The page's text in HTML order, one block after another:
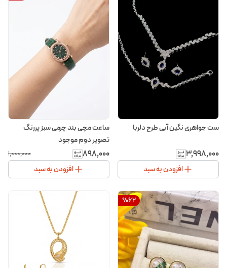
ست جواهری نگین آبی طرح دلربا
۳٬۹۹۸٬۰۰۰
افزودن به سبد
ساعت مچی بند چرمی سبز پررنگ
تصویر دوم موجود
۸۹۸٬۰۰۰ ۱٬۰۰۰٬۰۰۰
افزودن به سبد
%62